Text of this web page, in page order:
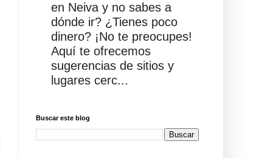
en Neiva y no sabes a
dónde ir? ¿Tienes poco
dinero? ¡No te preocupes!
Aquí te ofrecemos
sugerencias de sitios y
lugares cerc...
Buscar este blog